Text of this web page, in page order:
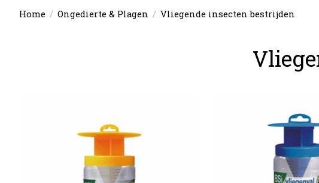
Home / Ongedierte & Plagen / Vliegende insecten bestrijden